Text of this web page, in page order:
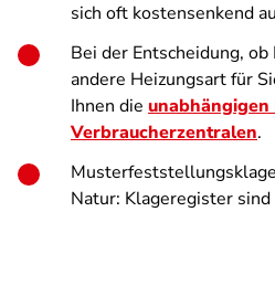
sich oft kostensenkend
Bei der Entscheidung,
andere Heizungsart für
Ihnen die
Verbraucherzentralen.
Natur: Klageregister